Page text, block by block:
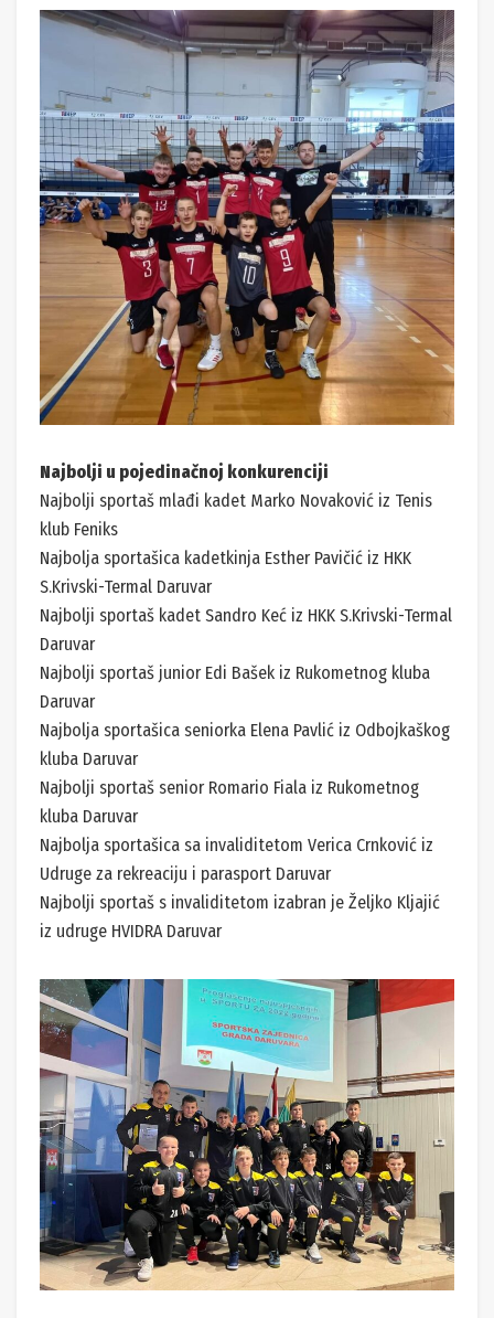
Najbolji u pojedinačnoj konkurenciji
Najbolji sportaš mlađi kadet Marko Novaković iz Tenis
klub Feniks
Najbolja sportašica kadetkinja Esther Pavičić iz HKK
S.Krivski-Termal Daruvar
Najbolji sportaš kadet Sandro Keć iz HKK S.Krivski-Termal
Daruvar
Najbolji sportaš junior Edi Bašek iz Rukometnog kluba
Daruvar
Najbolja sportašica seniorka Elena Pavlić iz Odbojkaškog
kluba Daruvar
Najbolji sportaš senior Romario Fiala iz Rukometnog
kluba Daruvar
Najbolja sportašica sa invaliditetom Verica Crnković iz
Udruge za rekreaciju i parasport Daruvar
Najbolji sportaš s invaliditetom izabran je Željko Kljajić
iz udruge HVIDRA Daruvar